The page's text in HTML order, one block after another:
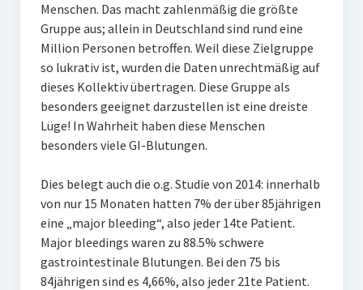
Menschen. Das macht zahlenmäßig die größte
Gruppe aus; allein in Deutschland sind rund eine
Million Personen betroffen. Weil diese Zielgruppe
so lukrativ ist, wurden die Daten unrechtmäßig auf
dieses Kollektiv übertragen. Diese Gruppe als
besonders geeignet darzustellen ist eine dreiste
Lüge! In Wahrheit haben diese Menschen
besonders viele GI-Blutungen.
Dies belegt auch die o.g. Studie von 2014: innerhalb
von nur 15 Monaten hatten 7% der über 85jährigen
eine „major bleeding“, also jeder 14te Patient.
Major bleedings waren zu 88.5% schwere
gastrointestinale Blutungen. Bei den 75 bis
84jährigen sind es 4,66%, also jeder 21te Patient.